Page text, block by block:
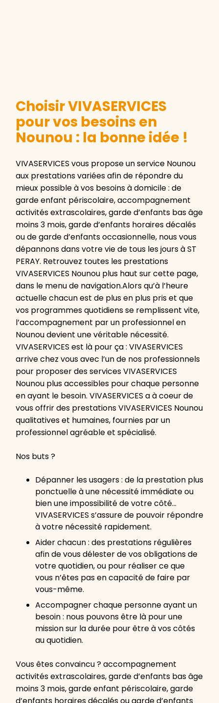
Choisir VIVASERVICES
pour vos besoins en
Nounou : la bonne idée !
VIVASERVICES vous propose un service Nounou
aux prestations variées afin de répondre du
mieux possible à vos besoins à domicile : de
garde enfant périscolaire, accompagnement
activités extrascolaires, garde d’enfants bas âge
moins 3 mois, garde d’enfants horaires décalés
ou de garde d’enfants occasionnelle, nous vous
dépannons dans votre vie de tous les jours à ST
PERAY. Retrouvez toutes les prestations
VIVASERVICES Nounou plus haut sur cette page,
dans le menu de navigation.Alors qu’à l’heure
actuelle chacun est de plus en plus pris et que
vos programmes quotidiens se remplissent vite,
l’accompagnement par un professionnel en
Nounou devient une véritable nécessité.
VIVASERVICES est là pour ça : VIVASERVICES
arrive chez vous avec l’un de nos professionnels
pour proposer des services VIVASERVICES
Nounou plus accessibles pour chaque personne
en ayant le besoin. VIVASERVICES a à coeur de
vous offrir des prestations VIVASERVICES Nounou
qualitatives et humaines, fournies par un
professionnel agréable et spécialisé.
Nos buts ?
Dépanner les usagers : de la prestation plus
ponctuelle à une nécessité immédiate ou
bien une impossibilité de votre côté…
VIVASERVICES s’assure de pouvoir répondre
à votre nécessité rapidement.
Aider chacun : des prestations régulières
afin de vous délester de vos obligations de
votre quotidien, ou pour réaliser ce que
vous n’êtes pas en capacité de faire par
vous-même.
Accompagner chaque personne ayant un
besoin : nous pouvons être là pour une
mission sur la durée pour être à vos côtés
au quotidien.
Vous êtes convaincu ? accompagnement
activités extrascolaires, garde d’enfants bas âge
moins 3 mois, garde enfant périscolaire, garde